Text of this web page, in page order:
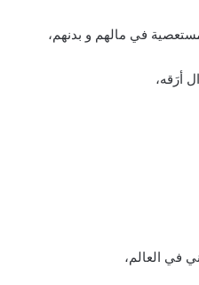
في مالهم و بدنهم،
أرَقه،
في العالم،